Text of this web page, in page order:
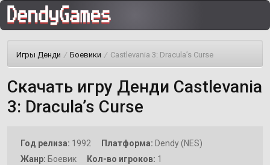
Игры Денди / Боевики / Castlevania 3: Dracula’s Curse
Скачать игру Денди Castlevania
3: Dracula’s Curse
Год релиза: 1992 Платформа: Dendy (NES)
Жанр: Боевик Кол-во игроков: 1